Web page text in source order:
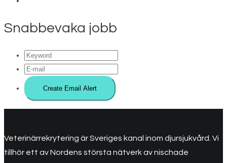
Snabbevaka jobb
Veterinärrekrytering är Sveriges kanal inom djursjukvård. Vi
tillhör ett av Nordens största nätverk av nischade